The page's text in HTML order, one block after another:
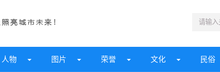
物 图片 荣誉 文化 民俗